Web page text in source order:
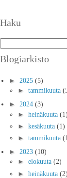
Haku
Blogiarkisto
► 2025 (5)
► tammikuuta
► 2024 (3)
► heinäkuuta (1)
► kesäkuuta (1)
► tammikuuta
► 2023 (10)
► elokuuta (2)
► heinäkuuta (2)